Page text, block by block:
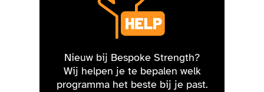
Nieuw bij Bespoke Strength?
Wij helpen je te bepalen welk
programma het beste bij je past.